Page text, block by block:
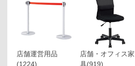
店舗運営用品
(1224)
店舗・オフィス家
具(919)